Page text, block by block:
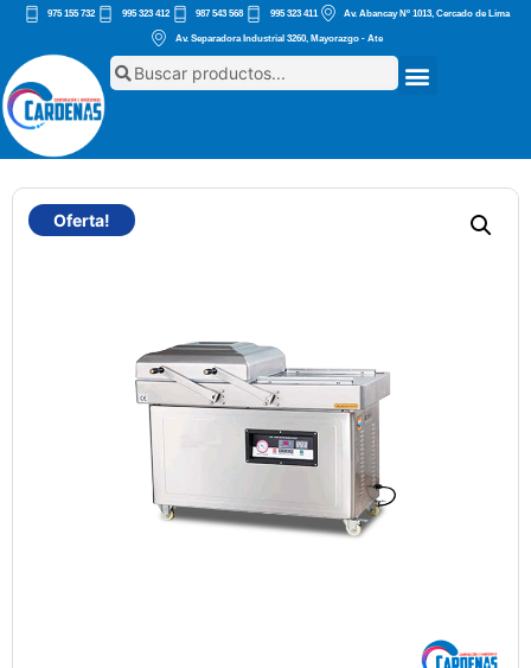
975 155 732 995 323 412 987 543 568 995 323 411 Av. Abancay Nº 1013, Cercado de Lima
Av. Separadora Industrial 3260, Mayorazgo - Ate
Oferta!